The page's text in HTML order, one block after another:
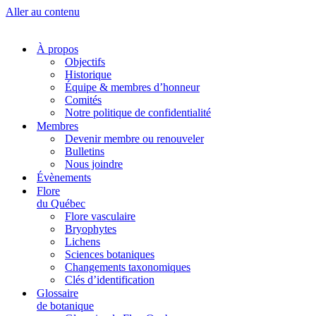
Aller au contenu
À propos
Objectifs
Historique
Équipe & membres d’honneur
Comités
Notre politique de confidentialité
Membres
Devenir membre ou renouveler
Bulletins
Nous joindre
Évènements
Flore
du Québec
Flore vasculaire
Bryophytes
Lichens
Sciences botaniques
Changements taxonomiques
Clés d’identification
Glossaire
de botanique